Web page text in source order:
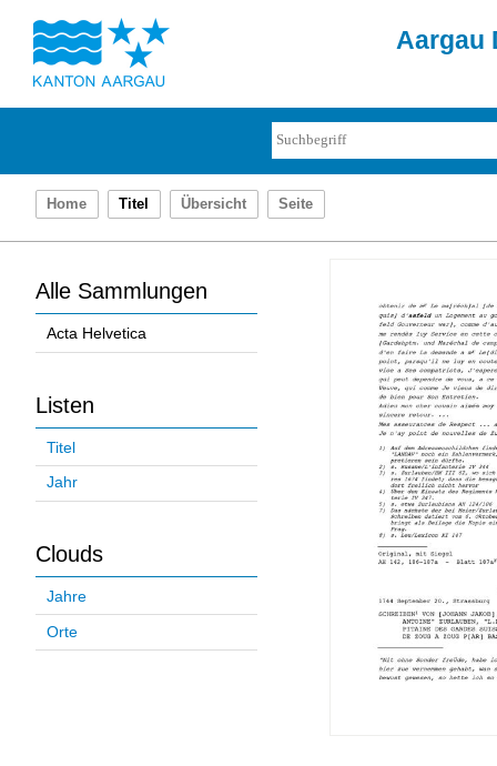
Aargau
Home Titel Übersicht Seite
Alle Sammlungen
Acta Helvetica
Listen
Titel
Jahr
Clouds
Jahre
Orte